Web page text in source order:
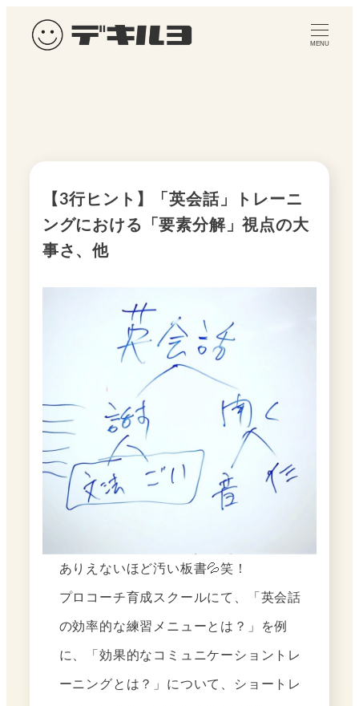
MENU
【3行ヒント】「英会話」トレーニ
ングにおける「要素分解」視点の大
事さ、他
ありえないほど汚い板書💦笑！
プロコーチ育成スクールにて、「英会話
の効率的な練習メニューとは？」を例
に、「効果的なコミュニケーショントレ
ーニングとは？」について、ショートレ